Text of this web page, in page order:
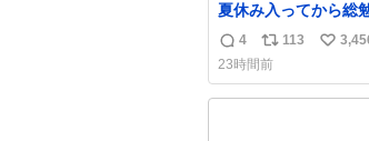
夏休み入ってから総
日京大オープンで今こ
返
信
数
4
リ
ポ
ス
113
い
ね
23時間前